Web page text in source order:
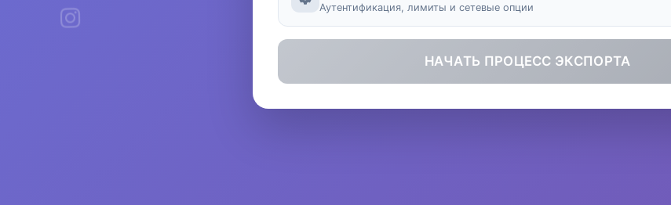
Аутентификация, лимиты и сетевые опции
НАЧАТЬ ПРОЦЕСС ЭКСПОРТА